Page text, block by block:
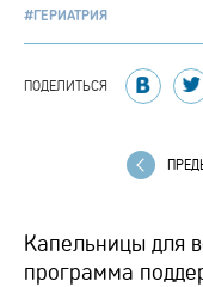
#ГЕРИАТРИЯ
ПОДЕЛИТЬСЯ
Капельницы для
программа